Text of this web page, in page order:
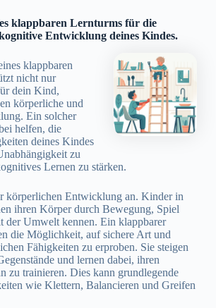
klappbaren Lernturms für die
Entwicklung deines Kindes.
klappbaren
nicht nur
dein Kind,
körperliche und
Ein solcher
helfen, die
deines Kindes
zu
Lernen zu stärken.
körperlichen Entwicklung an. Kinder in
ihren Körper durch Bewegung, Spiel
der Umwelt kennen. Ein klappbarer
die Möglichkeit, auf sichere Art und
Fähigkeiten zu erproben. Sie steigen
und lernen dabei, ihren
zu trainieren. Dies kann grundlegende
wie Klettern, Balancieren und Greifen